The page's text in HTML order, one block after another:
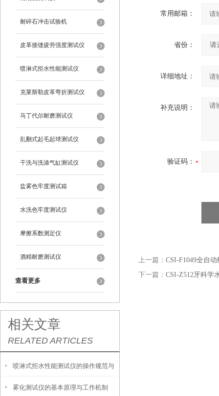
耐碎石冲击试验机
皮革接缝疲劳强度测试仪
喷淋式拒水性能测试仪
克莱斯勒皮革弯折测试仪
马丁代尔耐磨测试仪
乱翻式起毛起球测试仪
干洗与洗涤气缸测试仪
盐雾色牢度测试箱
水洗色牢度测试仪
摩擦系数测定仪
酒精耐磨测试仪
查看更多
相关文章
RELATED ARTICLES
喷淋式拒水性能测试仪的操作规范与
应用指南
雾化测试仪的基本原理与工作机制
常用邮箱：
省份：
详细地址：
补充说明：
验证码：
上一篇： CSI-F1049全自
下一篇： CSI-Z512牙科学